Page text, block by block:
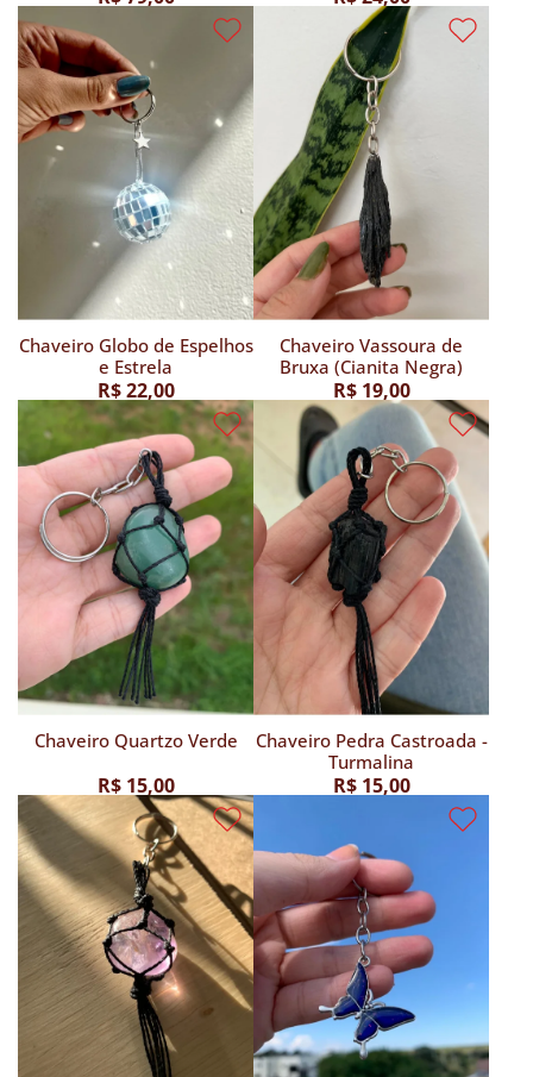
Chaveiro Globo de Espelhos
e Estrela
R$ 22,00
Chaveiro Vassoura de
Bruxa (Cianita Negra)
R$ 19,00
Chaveiro Quartzo Verde
R$ 15,00
Chaveiro Pedra Castroada -
Turmalina
R$ 15,00